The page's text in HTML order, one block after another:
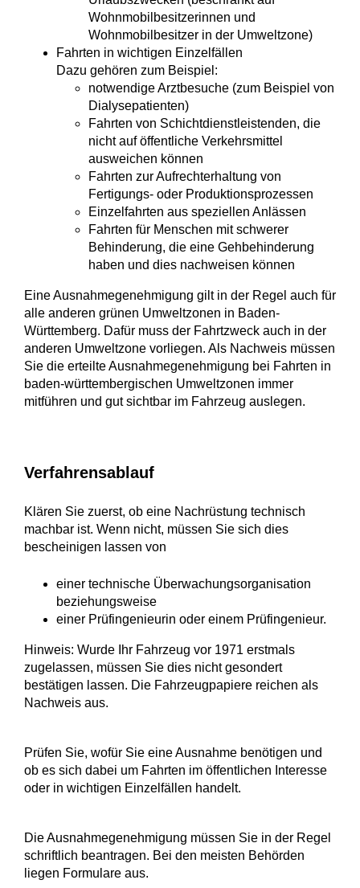
Wohnmobilbesitzerinnen und
Wohnmobilbesitzer in der Umweltzone)
Fahrten in wichtigen Einzelfällen
Dazu gehören zum Beispiel:
notwendige Arztbesuche (zum Beispiel von
Dialysepatienten)
Fahrten von Schichtdienstleistenden, die
nicht auf öffentliche Verkehrsmittel
ausweichen können
Fahrten zur Aufrechterhaltung von
Fertigungs- oder Produktionsprozessen
Einzelfahrten aus speziellen Anlässen
Fahrten für Menschen mit schwerer
Behinderung, die eine Gehbehinderung
haben und dies nachweisen können
Eine Ausnahmegenehmigung gilt in der Regel auch für
alle anderen grünen Umweltzonen in Baden-
Württemberg. Dafür muss der Fahrtzweck auch in der
anderen Umweltzone vorliegen. Als Nachweis müssen
Sie die erteilte Ausnahmegenehmigung bei Fahrten in
baden-württembergischen Umweltzonen immer
mitführen und gut sichtbar im Fahrzeug auslegen.
Verfahrensablauf
Klären Sie zuerst, ob eine Nachrüstung technisch
machbar ist. Wenn nicht, müssen Sie sich dies
bescheinigen lassen von
einer technische Überwachungsorganisation
beziehungsweise
einer Prüfingenieurin oder einem Prüfingenieur.
Hinweis: Wurde Ihr Fahrzeug vor 1971 erstmals
zugelassen, müssen Sie dies nicht gesondert
bestätigen lassen. Die Fahrzeugpapiere reichen als
Nachweis aus.
Prüfen Sie, wofür Sie eine Ausnahme benötigen und
ob es sich dabei um Fahrten im öffentlichen Interesse
oder in wichtigen Einzelfällen handelt.
Die Ausnahmegenehmigung müssen Sie in der Regel
schriftlich beantragen. Bei den meisten Behörden
liegen Formulare aus.